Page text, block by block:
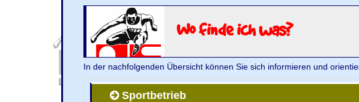
Wo finde ich was?
In der nachfolgenden Übersicht können Sie sich informieren und
Sportbetrieb